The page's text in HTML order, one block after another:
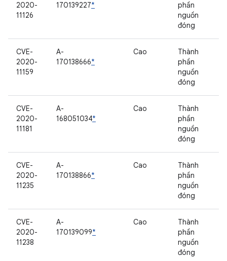
2020-
11126
170139227*
phần
nguồn
đóng
CVE-
2020-
11159
A-
170138666*
Cao
Thành
phần
nguồn
đóng
CVE-
2020-
11181
A-
168051034*
Cao
Thành
phần
nguồn
đóng
CVE-
2020-
11235
A-
170138866*
Cao
Thành
phần
nguồn
đóng
CVE-
2020-
11238
A-
170139099*
Cao
Thành
phần
nguồn
đóng